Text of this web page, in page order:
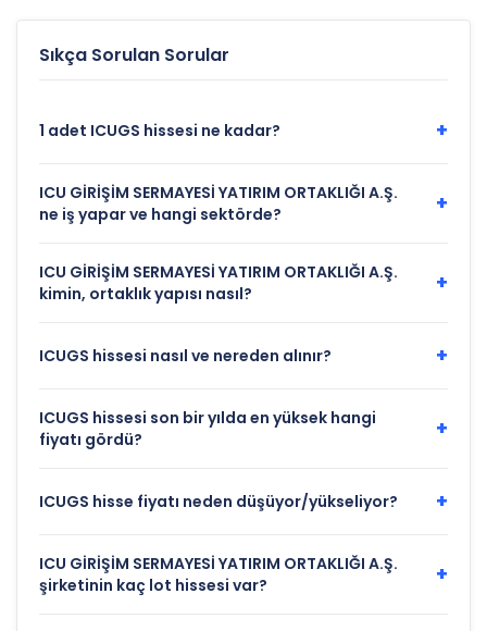
Sıkça Sorulan Sorular
1 adet ICUGS hissesi ne kadar? +
ICU GİRİŞİM SERMAYESİ YATIRIM ORTAKLIĞI A.Ş.
ne iş yapar ve hangi sektörde?
+
ICU GİRİŞİM SERMAYESİ YATIRIM ORTAKLIĞI A.Ş.
kimin, ortaklık yapısı nasıl?
+
ICUGS hissesi nasıl ve nereden alınır? +
ICUGS hissesi son bir yılda en yüksek hangi
fiyatı gördü?
+
ICUGS hisse fiyatı neden düşüyor/yükseliyor? +
ICU GİRİŞİM SERMAYESİ YATIRIM ORTAKLIĞI A.Ş.
şirketinin kaç lot hissesi var?
+